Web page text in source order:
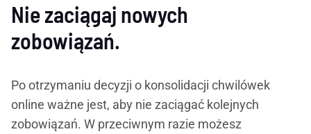
Nie zaciągaj nowych
zobowiązań.
Po otrzymaniu decyzji o konsolidacji chwilówek
online ważne jest, aby nie zaciągać kolejnych
zobowiązań. W przeciwnym razie możesz